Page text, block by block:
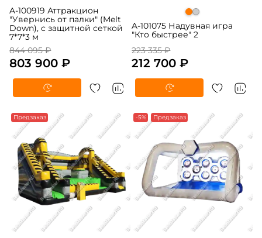
A-100919 Аттракцион
"Увернись от палки" (Melt
Down), с защитной сеткой
7*7*3 м
844 095 ₽
803 900 ₽
A-101075 Надувная игра
"Кто быстрее" 2
223 335 ₽
212 700 ₽
Предзаказ -5% Предзаказ